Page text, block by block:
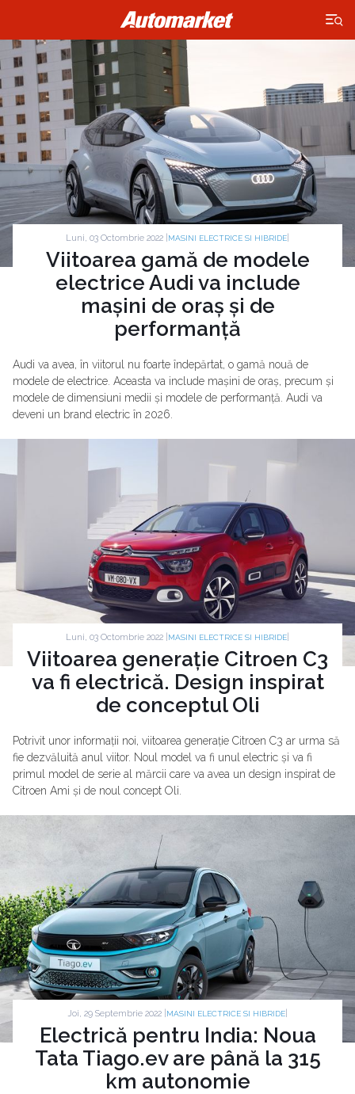
×
Luni, 03 Octombrie 2022 | MASINI ELECTRICE SI HIBRIDE
Viitoarea gamă de modele
electrice Audi va include
mașini de oraș și de
performanță
Audi va avea, în viitorul nu foarte îndepărtat, o gamă nouă de
modele de electrice. Aceasta va include mașini de oraș, precum și
modele de dimensiuni medii și modele de performanță. Audi va
deveni un brand electric în 2026.
Luni, 03 Octombrie 2022 | MASINI ELECTRICE SI HIBRIDE
Viitoarea generație Citroen C3
va fi electrică. Design inspirat
de conceptul Oli
Potrivit unor informații noi, viitoarea generație Citroen C3 ar urma să
fie dezvăluită anul viitor. Noul model va fi unul electric și va fi
primul model de serie al mărcii care va avea un design inspirat de
Citroen Ami și de noul concept Oli.
Joi, 29 Septembrie 2022 | MASINI ELECTRICE SI HIBRIDE
Electrică pentru India: Noua
Tata Tiago.ev are până la 315
km autonomie